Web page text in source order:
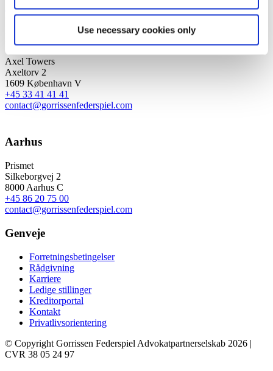
Use necessary cookies only
Tilmeld dig nyheder og arrangementer
Axel Towers
Axeltorv 2
1609 København V
+45 33 41 41 41
contact@gorrissenfederspiel.com
Aarhus
Prismet
Silkeborgvej 2
8000 Aarhus C
+45 86 20 75 00
contact@gorrissenfederspiel.com
Genveje
Forretningsbetingelser
Rådgivning
Karriere
Ledige stillinger
Kreditorportal
Kontakt
Privatlivsorientering
© Copyright Gorrissen Federspiel Advokatpartnerselskab 2026 |
CVR 38 05 24 97